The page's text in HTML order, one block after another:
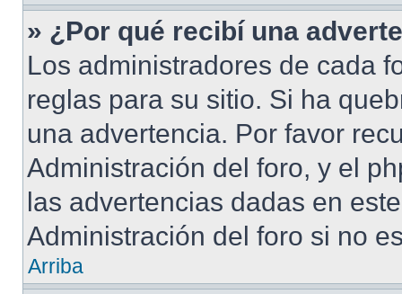
» ¿Por qué recibí una
Los administradores de cada
reglas para su sitio. Si ha
una advertencia. Por favor
Administración del foro, y el
las advertencias dadas en
Administración del foro si no
Arriba